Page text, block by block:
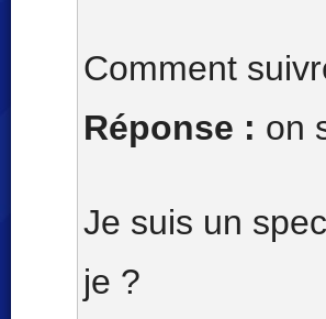
Comment
Réponse : on
Je suis un
je ?